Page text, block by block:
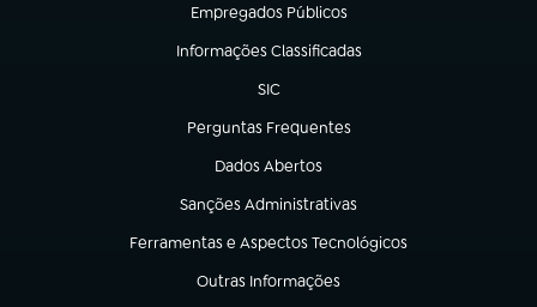
Empregados Públicos
(abre em nova aba)
Informações Classificadas
(abre em nova aba)
SIC
(abre em nova aba)
Perguntas Frequentes
(abre em nova aba)
Dados Abertos
(abre em nova aba)
Sanções Administrativas
(abre em nova aba)
Ferramentas e Aspectos Tecnológicos
(abre em nova aba)
Outras Informações
(abre em nova aba)